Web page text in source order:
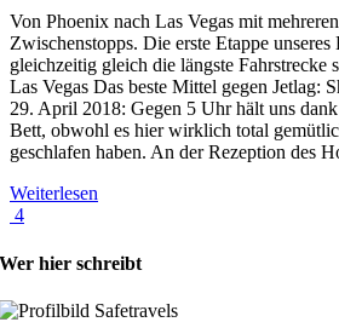
Von Phoenix nach Las Vegas mit
Zwischenstopps. Die erste Etappe
gleichzeitig gleich die längste Fahrstrecke
Las Vegas Das beste Mittel gegen Jetlag:
29. April 2018: Gegen 5 Uhr hält uns
Bett, obwohl es hier wirklich total
geschlafen haben. An der Rezeption des
Weiterlesen
4
Wer hier schreibt